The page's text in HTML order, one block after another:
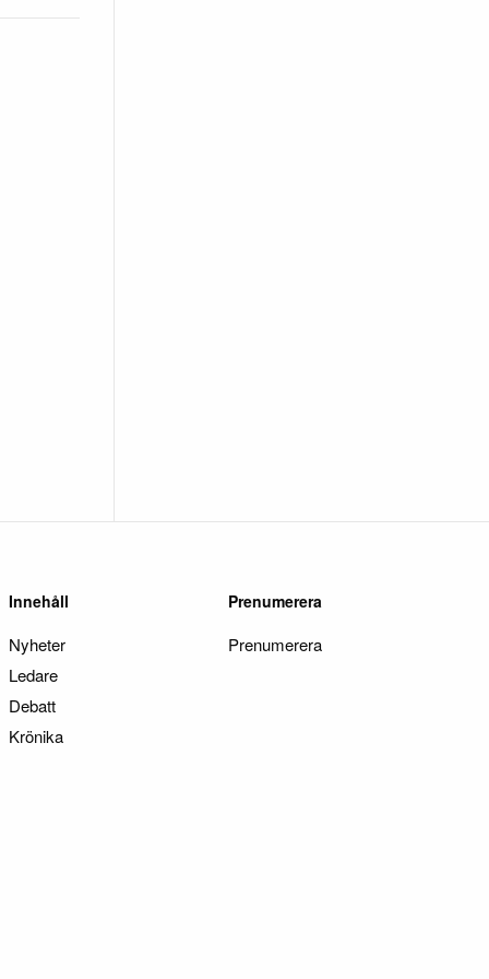
Innehåll
Nyheter
Ledare
Debatt
Krönika
Prenumerera
Prenumerera